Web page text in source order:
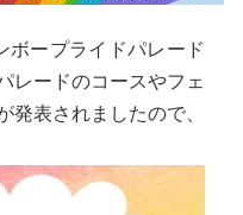
ープライドパレード
レードのコースやフェ
発表されましたので、